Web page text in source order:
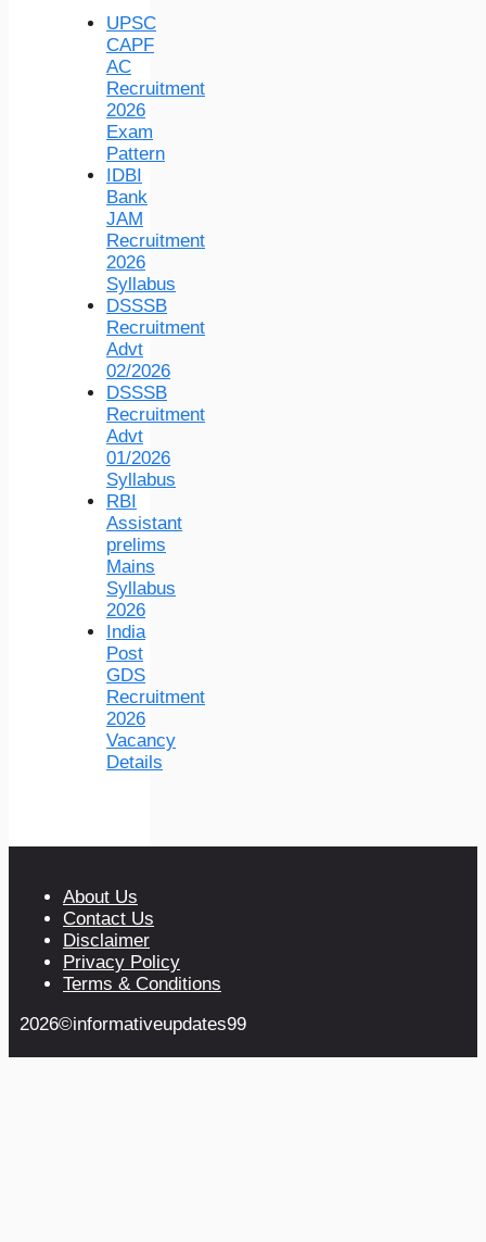
UPSC
CAPF
AC
Recruitment
2026
Exam
Pattern
IDBI
Bank
JAM
Recruitment
2026
Syllabus
DSSSB
Recruitment
Advt
02/2026
DSSSB
Recruitment
Advt
01/2026
Syllabus
RBI
Assistant
prelims
Mains
Syllabus
2026
India
Post
GDS
Recruitment
2026
Vacancy
Details
About Us
Contact Us
Disclaimer
Privacy Policy
Terms & Conditions
2026©informativeupdates99